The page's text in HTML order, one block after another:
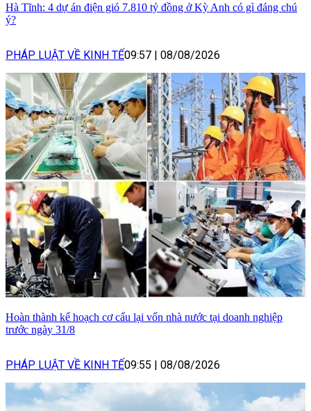
Hà Tĩnh: 4 dự án điện gió 7.810 tỷ đồng ở Kỳ Anh có gì đáng chú
ý?
PHÁP LUẬT VỀ KINH TẾ09:57 | 08/08/2026
Hoàn thành kế hoạch cơ cấu lại vốn nhà nước tại doanh nghiệp
trước ngày 31/8
PHÁP LUẬT VỀ KINH TẾ09:55 | 08/08/2026